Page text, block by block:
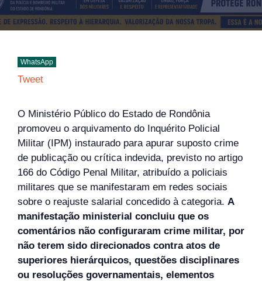
WhatsApp
Tweet
O Ministério Público do Estado de Rondônia
promoveu o arquivamento do Inquérito Policial
Militar (IPM) instaurado para apurar suposto crime
de publicação ou crítica indevida, previsto no artigo
166 do Código Penal Militar, atribuído a policiais
militares que se manifestaram em redes sociais
sobre o reajuste salarial concedido à categoria. A
manifestação ministerial concluiu que os
comentários não configuraram crime militar, por
não terem sido direcionados contra atos de
superiores hierárquicos, questões disciplinares
ou resoluções governamentais, elementos